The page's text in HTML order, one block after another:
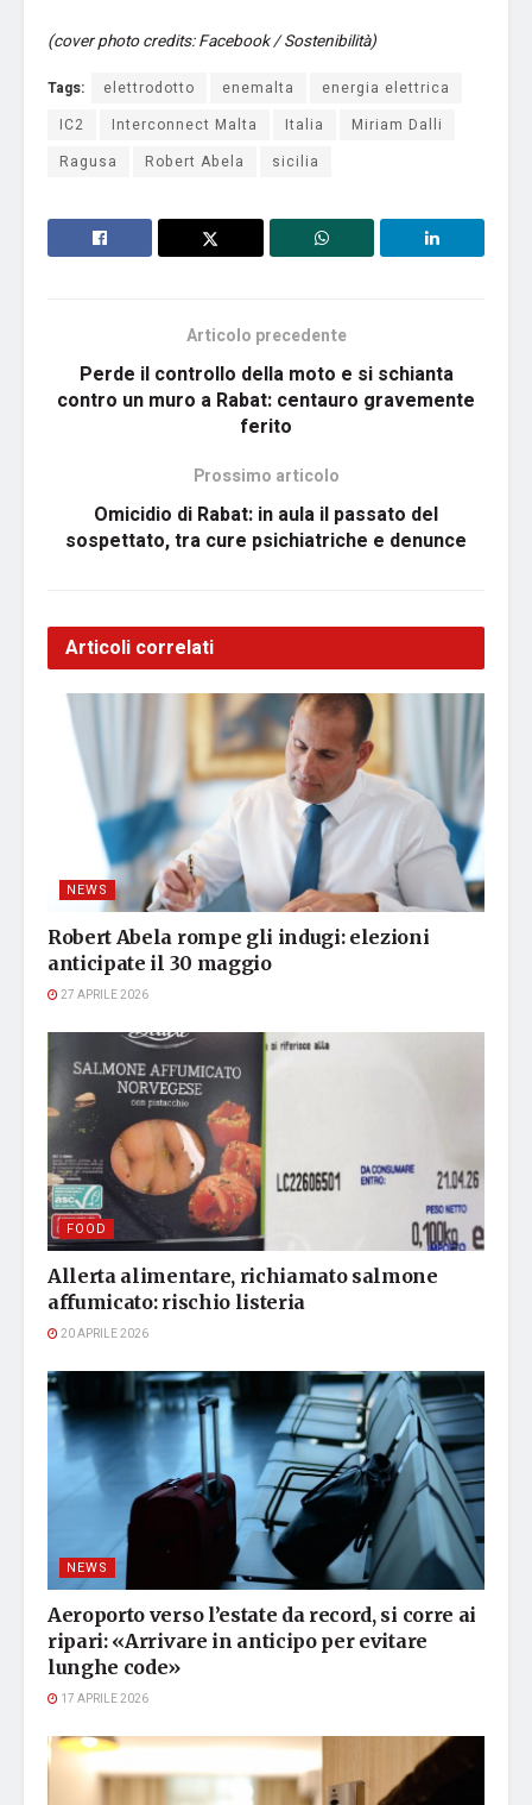
(cover photo credits: Facebook / Sostenibilità)
Tags: elettrodotto enemalta
energia elettrica
IC2
Interconnect Malta Italia
Miriam Dalli
Ragusa
Robert Abela sicilia
Articolo precedente
Perde il controllo della moto e si schianta
contro un muro a Rabat: centauro gravemente
ferito
Prossimo articolo
Omicidio di Rabat: in aula il passato del
sospettato, tra cure psichiatriche e denunce
Articoli correlati
NEWS
Robert Abela rompe gli indugi: elezioni
anticipate il 30 maggio
27 APRILE 2026
FOOD
Allerta alimentare, richiamato salmone
affumicato: rischio listeria
20 APRILE 2026
NEWS
Aeroporto verso l’estate da record, si corre ai
ripari: «Arrivare in anticipo per evitare
lunghe code»
17 APRILE 2026